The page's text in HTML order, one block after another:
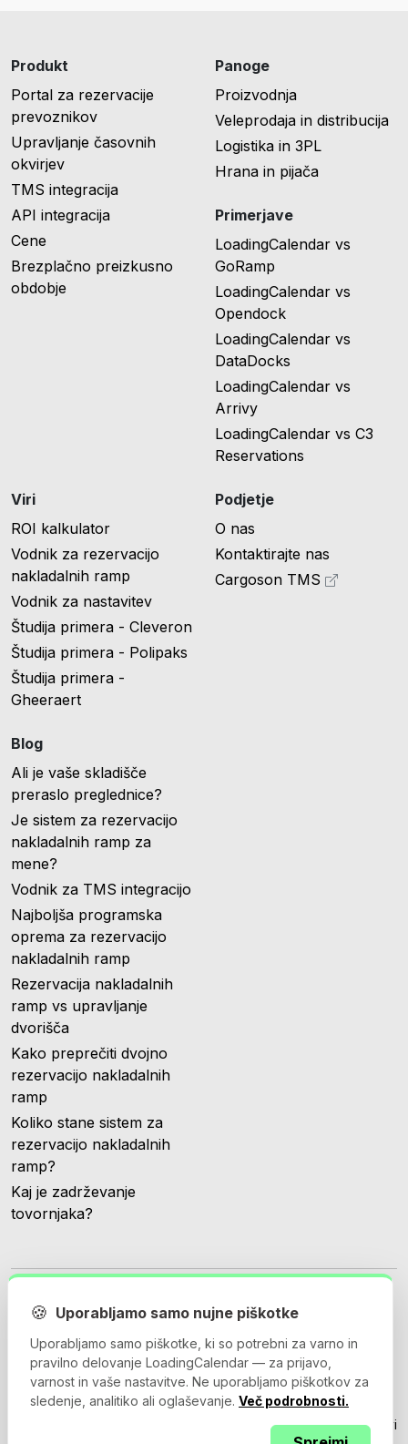
Produkt
Portal za rezervacije
prevoznikov
Upravljanje časovnih
okvirjev
TMS integracija
API integracija
Cene
Brezplačno preizkusno
obdobje
Panoge
Proizvodnja
Veleprodaja in distribucija
Logistika in 3PL
Hrana in pijača
Primerjave
LoadingCalendar vs
GoRamp
LoadingCalendar vs
Opendock
LoadingCalendar vs
DataDocks
LoadingCalendar vs
Arrivy
LoadingCalendar vs C3
Reservations
Viri
ROI kalkulator
Vodnik za rezervacijo
nakladalnih ramp
Vodnik za nastavitev
Študija primera - Cleveron
Študija primera - Polipaks
Študija primera -
Gheeraert
Blog
Ali je vaše skladišče
preraslo preglednice?
Je sistem za rezervacijo
nakladalnih ramp za
mene?
Vodnik za TMS integracijo
Najboljša programska
oprema za rezervacijo
nakladalnih ramp
Rezervacija nakladalnih
ramp vs upravljanje
dvorišča
Kako preprečiti dvojno
rezervacijo nakladalnih
ramp
Koliko stane sistem za
rezervacijo nakladalnih
ramp?
Kaj je zadrževanje
tovornjaka?
Podjetje
O nas
Kontaktirajte nas
Cargoson TMS
© 2026 Loadingcalendar.com. Vse pravice pridržane.
Pogodba o obdelavi
🍪 Uporabljamo samo nujne piškotke
Uporabljamo samo piškotke, ki so potrebni za varno in
pravilno delovanje LoadingCalendar — za prijavo,
varnost in vaše nastavitve. Ne uporabljamo piškotkov za
sledenje, analitiko ali oglaševanje. Več podrobnosti.